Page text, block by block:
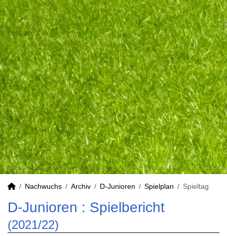
Nachwuchs Archiv D-Junioren Spielplan Spieltag
D-Junioren : Spielbericht
(2021/22)